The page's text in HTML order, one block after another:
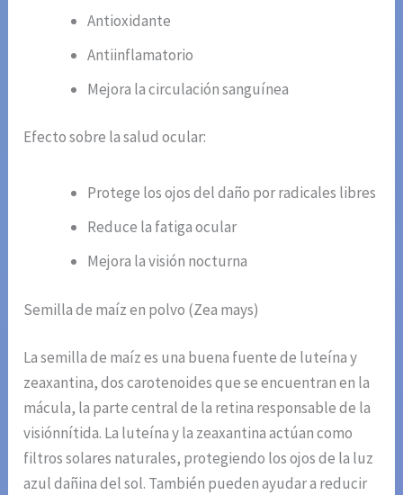
Antioxidante
Antiinflamatorio
Mejora la circulación sanguínea
Efecto sobre la salud ocular:
Protege los ojos del daño por radicales libres
Reduce la fatiga ocular
Mejora la visión nocturna
Semilla de maíz en polvo (Zea mays)
La semilla de maíz es una buena fuente de luteína y
zeaxantina, dos carotenoides que se encuentran en la
mácula, la parte central de la retina responsable de la
visiónnítida. La luteína y la zeaxantina actúan como
filtros solares naturales, protegiendo los ojos de la luz
azul dañina del sol. También pueden ayudar a reducir